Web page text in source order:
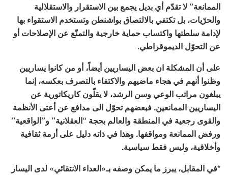
الممانعة” لا تقدّم أي بديل يجمع بين الاستقرار والاستقلالية
والحرّيات، بل تكتفي بالالتصاق بواشنطن وتستخدم الاستقواء بها
لإدامة سلطتها واكتساب حماية خارجية والتمنّع عن الإصلاحات أو
عن التحوّل الديموقراطي.
على أن المشكلة ان بعض اليساريين أيضاً، أو من كانوا يساريين
وظنوا أنهم في هجاء ماضيهم والاكتفاء بالتصرف بعكسه، إنما
يبلغون مراتب الوعي وسن الرشد، لا يقلّون كاريكاتورية عن
اليساريين الممانعين. فبعضهم تحوّل الى مدافع عن أعتى الأنظمة
والقوى رجعية في المنطقة والعالم بحجة “العقلانية” و”الواقعية”
ورفض الممانعة ومواقفها. وهذا في ذاته دليل على أزمة ثقافية
وأخلاقية، وليس فقط سياسية.
*في المقابل، يبرز ما يمكن وصفه بـ«العداء الانتقائي» لدى اليسار